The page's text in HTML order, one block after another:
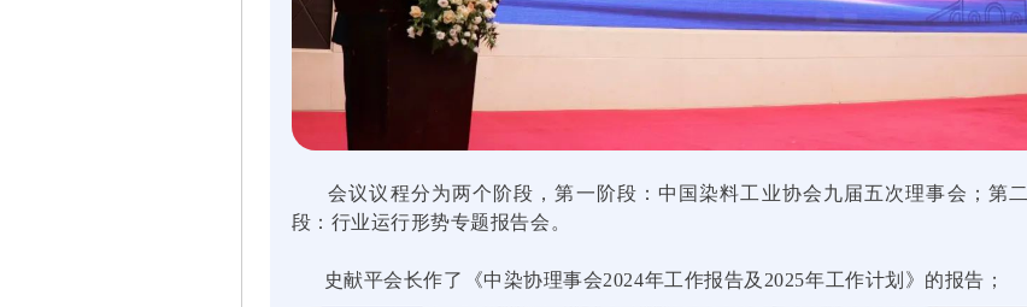
会议议程分为两个阶段，第一阶段：中国染料工业协会九届五次理事会；第二
段：行业运行形势专题报告会。
史献平会长作了《中染协理事会2024年工作报告及2025年工作计划》的报告；